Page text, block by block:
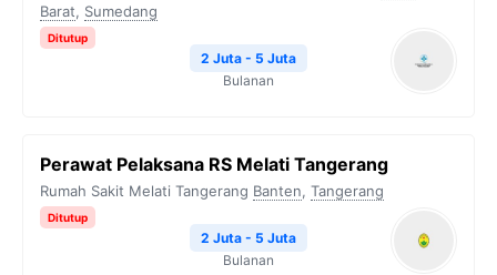
Barat, Sumedang
Ditutup
2 Juta - 5 Juta
Bulanan
Perawat Pelaksana RS Melati Tangerang
Rumah Sakit Melati Tangerang Banten, Tangerang
Ditutup
2 Juta - 5 Juta
Bulanan